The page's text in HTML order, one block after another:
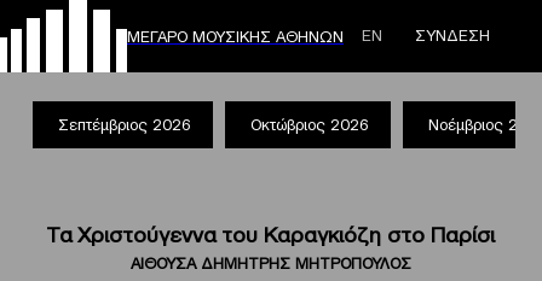
ΜΕΓΑΡΟ ΜΟΥΣΙΚΗΣ ΑΘΗΝΩΝ ΕΝ ΣΥΝΔΕΣΗ
Σεπτέμβριος 2026 Οκτώβριος 2026 Νοέμβριος
Τα Χριστούγεννα του Καραγκιόζη στο Παρίσι
ΑΙΘΟΥΣΑ ΔΗΜΗΤΡΗΣ ΜΗΤΡΟΠΟΥΛΟΣ